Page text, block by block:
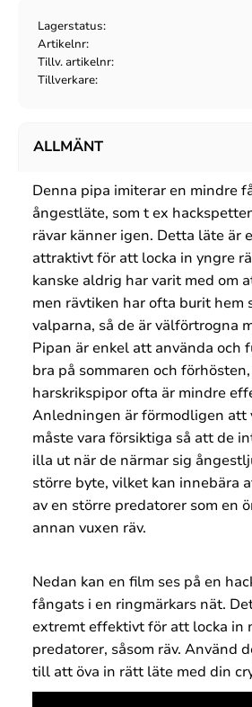
Lagerstatus
Artikelnr
Tillv. artikelnr
Tillverkare
ALLMÄNT
Denna pipa imiterar en mindre
ångestläte, som t ex
rävar känner igen. Detta läte är
attraktivt för att locka in yngre
kanske aldrig har varit med om
men rävtiken har ofta burit hem
valparna, så de är välförtrogna
Pipan är enkel att använda och
bra på sommaren och
harskrikspipor ofta är mindre
Anledningen är förmodligen att
måste vara försiktiga så att de
illa ut när de närmar sig
större byte, vilket kan innebära
av en större predatorer som en
annan vuxen räv.
Nedan kan en film ses på en
fångats i en ringmärkars nät.
extremt effektivt för att locka in
predatorer, såsom räv. Använd
till att öva in rätt läte med din